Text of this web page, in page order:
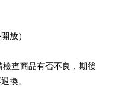
放）
檢查商品有否不良，期後
換。